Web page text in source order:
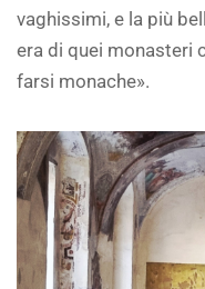
vaghissimi, e la più
era di quei monasteri
farsi monache».